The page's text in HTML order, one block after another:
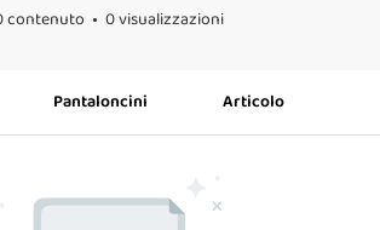
contenuto
0 visualizzazioni
Pantaloncini Articolo